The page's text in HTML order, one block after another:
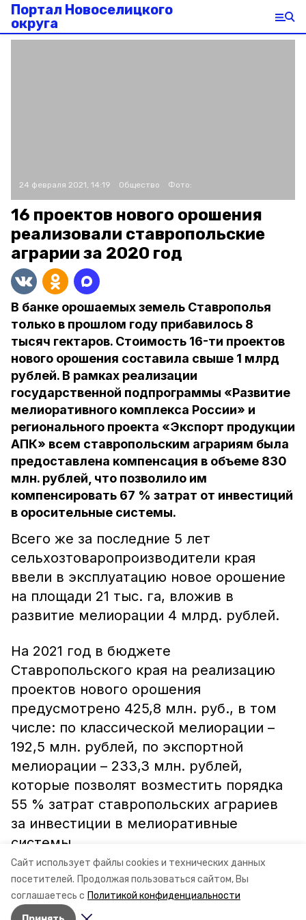
Сайт использует файлы cookies и технических данных
посетителей. Продолжая пользоваться сайтом, Вы
соглашаетесь с Политикой конфиденциальности
Портал Новоселицкого
округа
24 февраля 2021, 14:19 Общество Фото:
16 проектов нового орошения
реализовали ставропольские
аграрии за 2020 год
В банке орошаемых земель Ставрополья
только в прошлом году прибавилось 8
тысяч гектаров. Стоимость 16-ти проектов
нового орошения составила свыше 1 млрд
рублей. В рамках реализации
государственной подпрограммы «Развитие
мелиоративного комплекса России» и
регионального проекта «Экспорт продукции
АПК» всем ставропольским аграриям была
предоставлена компенсация в объеме 830
млн. рублей, что позволило им
компенсировать 67 % затрат от инвестиций
в оросительные системы.
Всего же за последние 5 лет
сельхозтоваропроизводители края
ввели в эксплуатацию новое орошение
на площади 21 тыс. га, вложив в
развитие мелиорации 4 млрд. рублей.
На 2021 год в бюджете
Ставропольского края на реализацию
проектов нового орошения
предусмотрено 425,8 млн. руб., в том
числе: по классической мелиорации –
192,5 млн. рублей, по экспортной
мелиорации – 233,3 млн. рублей,
которые позволят возместить порядка
55 % затрат ставропольских аграриев
за инвестиции в мелиоративные
системы.
Информация: Министерство сельского хозяйства Ставропольского края